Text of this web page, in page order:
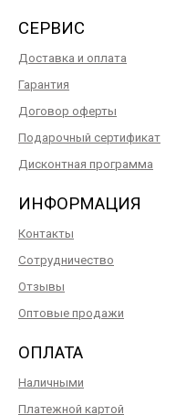
СЕРВИС
Доставка и оплата
Гарантия
Договор оферты
Подарочный сертификат
Дисконтная программа
ИНФОРМАЦИЯ
Контакты
Сотрудничество
Отзывы
Оптовые продажи
ОПЛАТА
Наличными
Платежной картой